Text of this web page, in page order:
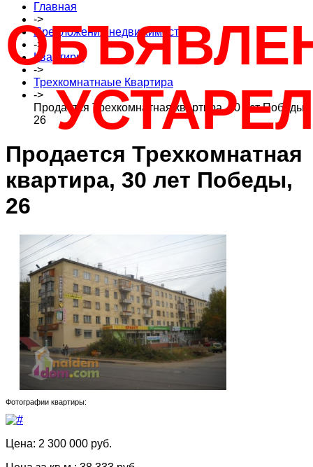
Главная
->
Предложения недвижимости
->
Квартиры
->
Трехкомнатнаые Квартира
->
Продается Трехкомнатная квартира, 30 лет Победы,
26
Продается Трехкомнатная
квартира, 30 лет Победы,
26
Фотографии квартиры:
Цена: 2 300 000 руб.